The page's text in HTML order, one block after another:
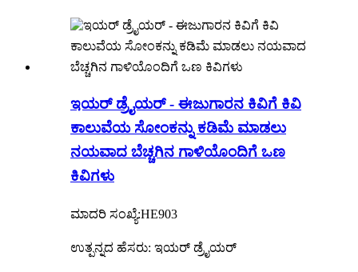
ಇಯರ್ ಡ್ರೈಯರ್ - ಈಜುಗಾರನ ಕಿವಿಗೆ ಕಿವಿ
ಕಾಲುವೆಯ ಸೋಂಕನ್ನು ಕಡಿಮೆ ಮಾಡಲು
ನಯವಾದ ಬೆಚ್ಚಗಿನ ಗಾಳಿಯೊಂದಿಗೆ ಒಣ
ಕಿವಿಗಳು
ಮಾದರಿ ಸಂಖ್ಯೆ:HE903
ಉತ್ಪನ್ನದ ಹೆಸರು: ಇಯರ್ ಡ್ರೈಯರ್